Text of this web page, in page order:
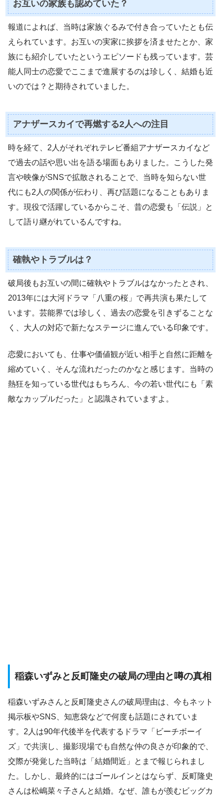
お互いの家族も認めていた？
報道によれば、当時は家族ぐるみで付き合っていたとも伝
えられています。お互いの実家に挨拶を済ませたとか、家
族にも紹介していたというエピソードも残っています。芸
能人同士の恋愛でここまで進展するのは珍しく、結婚も近
いのでは？と期待されていました。
アナザースカイで再燃する2人への注目
時を経て、2人がそれぞれテレビ番組アナザースカイなど
で過去の話や思い出を語る場面もありました。こうした発
言や映像がSNSで拡散されることで、当時を知らない世
代にも2人の関係が伝わり、再び話題になることもありま
す。現役で活躍しているからこそ、昔の恋愛も「伝説」と
して語り継がれているんですね。
確執やトラブルは？
破局後もお互いの間に確執やトラブルはなかったとされ、
2013年には大河ドラマ「八重の桜」で再共演も果たして
います。芸能界では珍しく、過去の恋愛を引きずることな
く、大人の対応で新たなステージに進んでいる印象です。
恋愛においても、仕事や価値観が近い相手と自然に距離を
縮めていく、そんな流れだったのかなと感じます。当時の
熱狂を知っている世代はもちろん、今の若い世代にも「素
敵なカップルだった」と認識されていますよ。
稲森いずみと反町隆史の破局の理由と噂の真相
稲森いずみさんと反町隆史さんの破局理由は、今もネット
掲示板やSNS、知恵袋などで何度も話題にされていま
す。2人は90年代後半を代表するドラマ「ビーチボーイ
ズ」で共演し、撮影現場でも自然な仲の良さが印象的で、
交際が発覚した当時は「結婚間近」とまで報じられまし
た。しかし、最終的にはゴールインとはならず、反町隆史
さんは松嶋菜々子さんと結婚。なぜ、誰もが羨むビッグカ